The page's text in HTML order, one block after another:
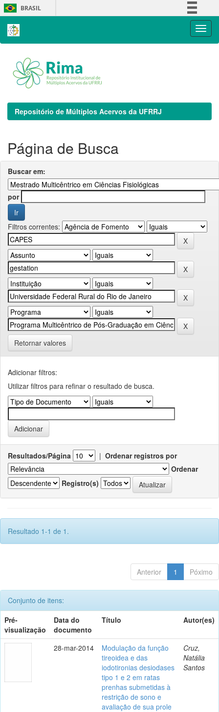
Skip
navigation
BRASIL
Repositório de Múltiplos Acervos da UFRRJ
Página de Busca
Buscar em:
por
Filtros correntes:
Retornar valores
Adicionar filtros:
Utilizar filtros para refinar o resultado de busca.
Resultados/Página | Ordenar registros por
Ordenar
Registro(s)
Resultado 1-1 de 1.
Anterior 1 Póximo
Conjunto de itens:
Pré-
visualização
Data do
documento
Título Autor(es)
28-mar-2014
Modulação da função
tireoidea e das
iodotironias desiodases
tipo 1 e 2 em ratas
prenhas submetidas à
restrição de sono e
avaliação de sua prole
Cruz,
Natália
Santos